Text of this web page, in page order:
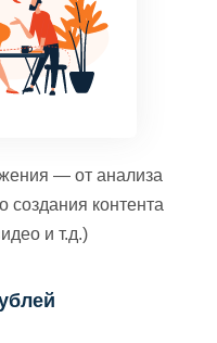
— от анализа
создания контента
и т.д.)